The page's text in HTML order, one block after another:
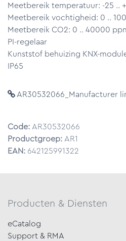
Meetbereik temperatuur: -25 ..
Meetbereik vochtigheid: 0 ..
Meetbereik CO2: 0 .. 40000
PI-regelaar
Kunststof behuizing KNX-
IP65
AR30532066_Manufacturer
Code: AR30532066
Productgroep: AR1
EAN: 642125991322
Producten & Diensten
eCatalog
Support & RMA